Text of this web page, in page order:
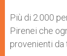
Più di 2.000
Pirenei che
provenienti da